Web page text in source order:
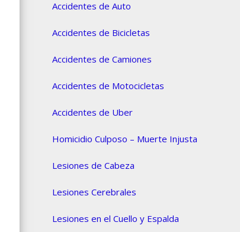
Accidentes de Auto
Accidentes de Bicicletas
Accidentes de Camiones
Accidentes de Motocicletas
Accidentes de Uber
Homicidio Culposo – Muerte Injusta
Lesiones de Cabeza
Lesiones Cerebrales
Lesiones en el Cuello y Espalda